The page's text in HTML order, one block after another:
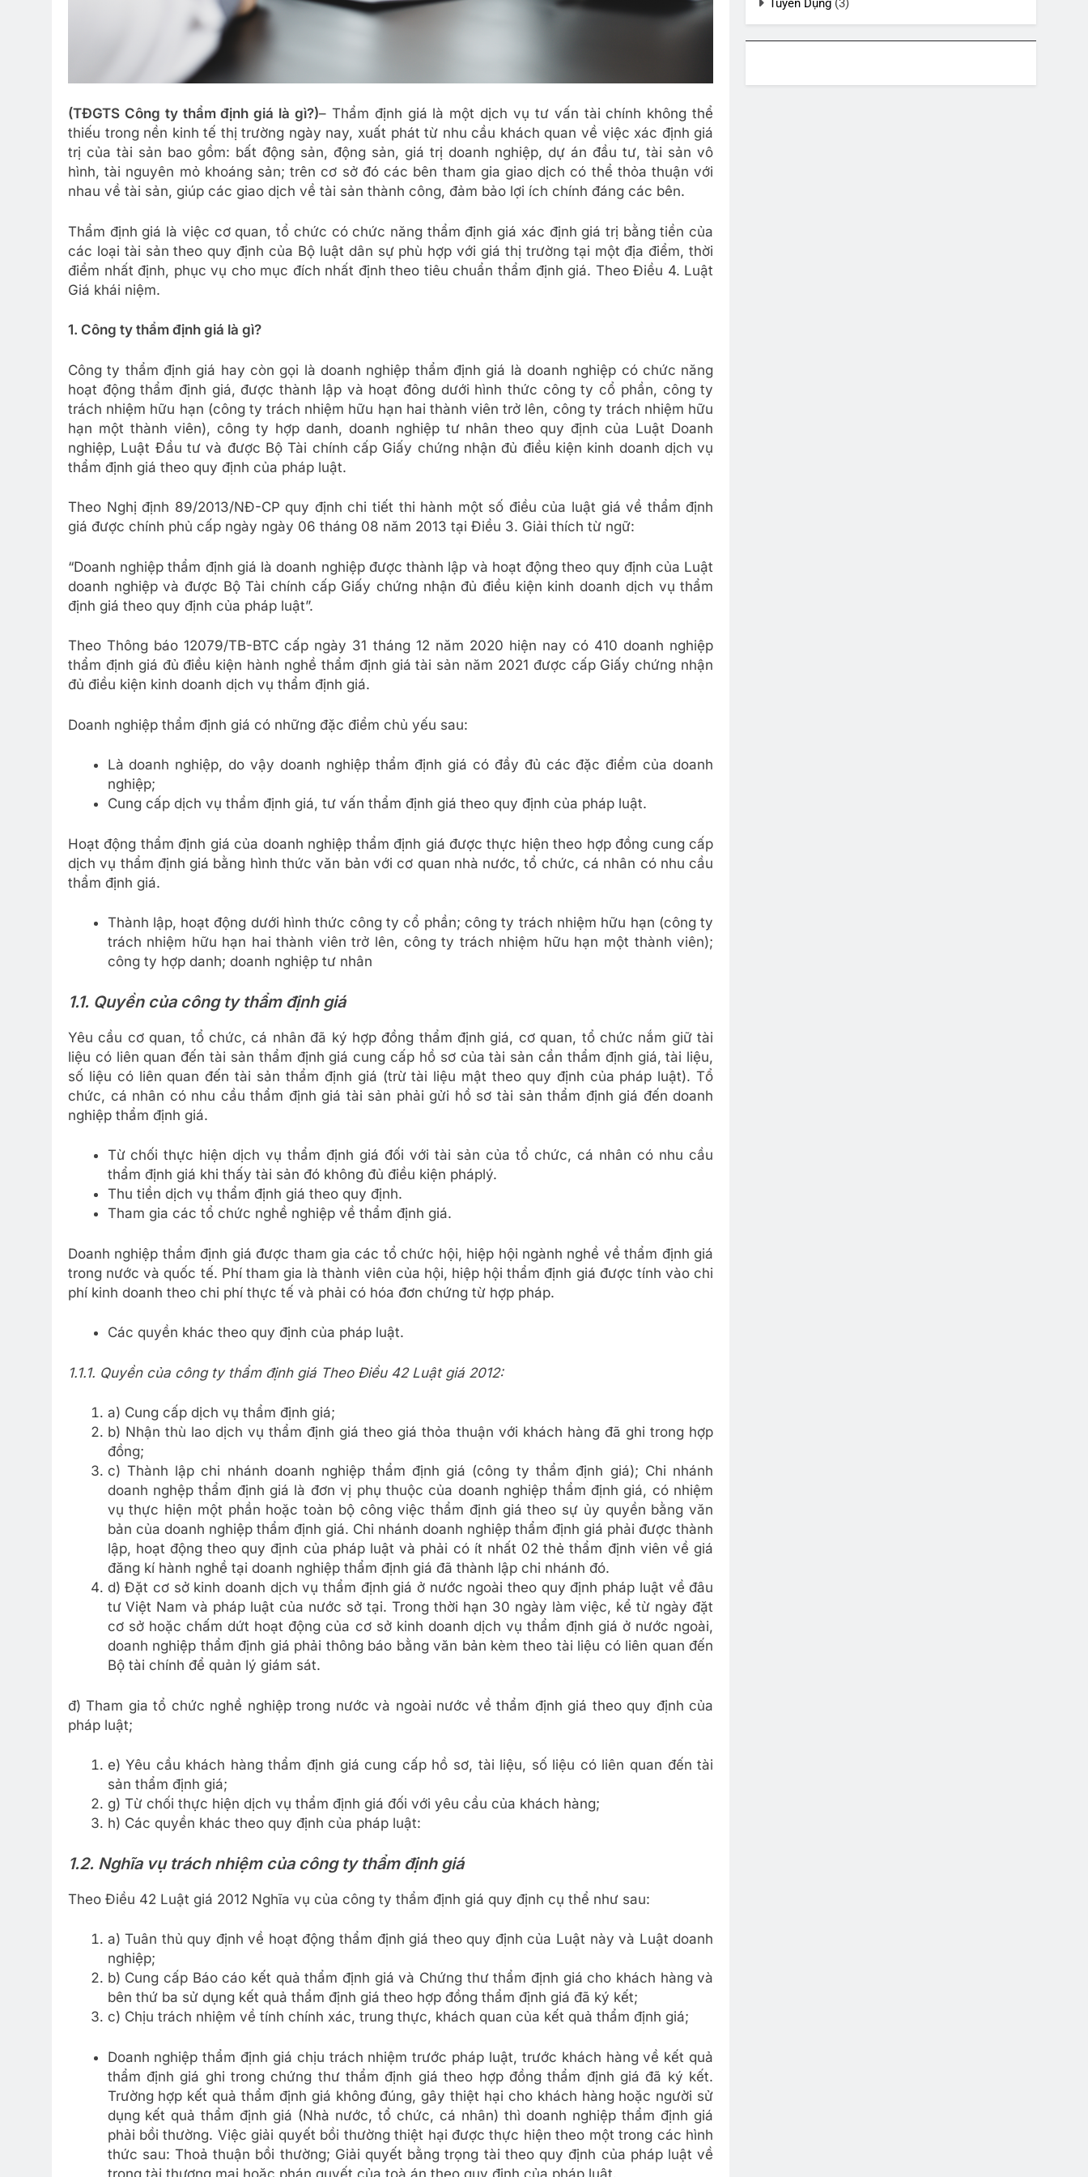
(TĐGTS Công ty thẩm định giá là gì?)– Thẩm định giá là một dịch vụ tư vấn tài chính không thể
thiếu trong nền kinh tế thị trường ngày nay, xuất phát từ nhu cầu khách quan về việc xác định giá
trị của tài sản bao gồm: bất động sản, động sản, giá trị doanh nghiệp, dự án đầu tư, tài sản vô
hình, tài nguyên mỏ khoáng sản; trên cơ sở đó các bên tham gia giao dịch có thể thỏa thuận với
nhau về tài sản, giúp các giao dịch về tài sản thành công, đảm bảo lợi ích chính đáng các bên.
Thẩm định giá là việc cơ quan, tổ chức có chức năng thẩm định giá xác định giá trị bằng tiền của
các loại tài sản theo quy định của Bộ luật dân sự phù hợp với giá thị trường tại một địa điểm, thời
điểm nhất định, phục vụ cho mục đích nhất định theo tiêu chuẩn thẩm định giá. Theo Điều 4. Luật
Giá khái niệm.
1. Công ty thẩm định giá là gì?
Công ty thẩm định giá hay còn gọi là doanh nghiệp thẩm định giá là doanh nghiệp có chức năng
hoạt động thẩm định giá, được thành lập và hoạt đông dưới hình thức công ty cổ phần, công ty
trách nhiệm hữu hạn (công ty trách nhiệm hữu hạn hai thành viên trở lên, công ty trách nhiệm hữu
hạn một thành viên), công ty hợp danh, doanh nghiệp tư nhân theo quy định của Luật Doanh
nghiệp, Luật Đầu tư và được Bộ Tài chính cấp Giấy chứng nhận đủ điều kiện kinh doanh dịch vụ
thẩm định giá theo quy định của pháp luật.
Theo Nghị định 89/2013/NĐ-CP quy định chi tiết thi hành một số điều của luật giá về thẩm định
giá được chính phủ cấp ngày ngày 06 tháng 08 năm 2013 tại Điều 3. Giải thích từ ngữ:
“Doanh nghiệp thẩm định giá là doanh nghiệp được thành lập và hoạt động theo quy định của Luật
doanh nghiệp và được Bộ Tài chính cấp Giấy chứng nhận đủ điều kiện kinh doanh dịch vụ thẩm
định giá theo quy định của pháp luật”.
Theo Thông báo 12079/TB-BTC cấp ngày 31 tháng 12 năm 2020 hiện nay có 410 doanh nghiệp
thẩm định giá đủ điều kiện hành nghề thẩm định giá tài sản năm 2021 được cấp Giấy chứng nhận
đủ điều kiện kinh doanh dịch vụ thẩm định giá.
Doanh nghiệp thẩm định giá có những đặc điểm chủ yếu sau:
Là doanh nghiệp, do vậy doanh nghiệp thẩm định giá có đầy đủ các đặc điểm của doanh
nghiệp;
Cung cấp dịch vụ thẩm định giá, tư vấn thẩm định giá theo quy định của pháp luật.
Hoạt động thẩm định giá của doanh nghiệp thẩm định giá được thực hiện theo hợp đồng cung cấp
dịch vụ thẩm định giá bằng hình thức văn bản với cơ quan nhà nước, tổ chức, cá nhân có nhu cầu
thẩm định giá.
Thành lập, hoạt động dưới hình thức công ty cổ phần; công ty trách nhiệm hữu hạn (công ty
trách nhiệm hữu hạn hai thành viên trở lên, công ty trách nhiệm hữu hạn một thành viên);
công ty hợp danh; doanh nghiệp tư nhân
1.1. Quyền của công ty thẩm định giá
Yêu cầu cơ quan, tổ chức, cá nhân đã ký hợp đồng thẩm định giá, cơ quan, tổ chức nắm giữ tài
liệu có liên quan đến tài sản thẩm định giá cung cấp hồ sơ của tài sản cần thẩm định giá, tài liệu,
số liệu có liên quan đến tài sản thẩm định giá (trừ tài liệu mật theo quy định của pháp luật). Tổ
chức, cá nhân có nhu cầu thẩm định giá tài sản phải gửi hồ sơ tài sản thẩm định giá đến doanh
nghiệp thẩm định giá.
Từ chối thực hiện dịch vụ thẩm định giá đối với tài sản của tổ chức, cá nhân có nhu cầu
thẩm định giá khi thấy tài sản đó không đủ điều kiện pháplý.
Thu tiền dịch vụ thẩm định giá theo quy định.
Tham gia các tổ chức nghề nghiệp về thẩm định giá.
Doanh nghiệp thẩm định giá được tham gia các tổ chức hội, hiệp hội ngành nghề về thẩm định giá
trong nước và quốc tế. Phí tham gia là thành viên của hội, hiệp hội thẩm định giá được tính vào chi
phí kinh doanh theo chi phí thực tế và phải có hóa đơn chứng từ hợp pháp.
Các quyền khác theo quy định của pháp luật.
1.1.1. Quyền của công ty thẩm định giá Theo Điều 42 Luật giá 2012:
a) Cung cấp dịch vụ thẩm định giá;
b) Nhận thù lao dịch vụ thẩm định giá theo giá thỏa thuận với khách hàng đã ghi trong hợp
đồng;
c) Thành lập chi nhánh doanh nghiệp thẩm định giá (công ty thẩm định giá); Chi nhánh
doanh nghệp thẩm định giá là đơn vị phụ thuộc của doanh nghiệp thẩm định giá, có nhiệm
vụ thực hiện một phần hoặc toàn bộ công việc thẩm định giá theo sự ủy quyền bằng văn
bản của doanh nghiệp thẩm định giá. Chi nhánh doanh nghiệp thẩm định giá phải được thành
lập, hoạt động theo quy định của pháp luật và phải có ít nhất 02 thẻ thẩm định viên về giá
đăng kí hành nghề tại doanh nghiệp thẩm định giá đã thành lập chi nhánh đó.
d) Đặt cơ sở kinh doanh dịch vụ thẩm định giá ở nước ngoài theo quy định pháp luật về đâu
tư Việt Nam và pháp luật của nước sở tại. Trong thời hạn 30 ngày làm việc, kể từ ngày đặt
cơ sở hoặc chấm dứt hoạt động của cơ sở kinh doanh dịch vụ thẩm định giá ở nước ngoài,
doanh nghiệp thẩm định giá phải thông báo bằng văn bản kèm theo tài liệu có liên quan đến
Bộ tài chính để quản lý giám sát.
đ) Tham gia tổ chức nghề nghiệp trong nước và ngoài nước về thẩm định giá theo quy định của
pháp luật;
e) Yêu cầu khách hàng thẩm định giá cung cấp hồ sơ, tài liệu, số liệu có liên quan đến tài
sản thẩm định giá;
g) Từ chối thực hiện dịch vụ thẩm định giá đối với yêu cầu của khách hàng;
h) Các quyền khác theo quy định của pháp luật:
1.2. Nghĩa vụ trách nhiệm của công ty thẩm định giá
Theo Điều 42 Luật giá 2012 Nghĩa vụ của công ty thẩm định giá quy định cụ thể như sau:
a) Tuân thủ quy định về hoạt động thẩm định giá theo quy định của Luật này và Luật doanh
nghiệp;
b) Cung cấp Báo cáo kết quả thẩm định giá và Chứng thư thẩm định giá cho khách hàng và
bên thứ ba sử dụng kết quả thẩm định giá theo hợp đồng thẩm định giá đã ký kết;
c) Chịu trách nhiệm về tính chính xác, trung thực, khách quan của kết quả thẩm định giá;
Doanh nghiệp thẩm định giá chịu trách nhiệm trước pháp luật, trước khách hàng về kết quả
thẩm định giá ghi trong chứng thư thẩm định giá theo hợp đồng thẩm định giá đã ký kết.
Trường hợp kết quả thẩm định giá không đúng, gây thiệt hại cho khách hàng hoặc người sử
dụng kết quả thẩm định giá (Nhà nước, tổ chức, cá nhân) thì doanh nghiệp thẩm định giá
phải bồi thường. Việc giải quyết bồi thường thiệt hại được thực hiện theo một trong các hình
thức sau: Thoả thuận bồi thường; Giải quyết bằng trọng tài theo quy định của pháp luật về
trọng tài thương mại hoặc phán quyết của toà án theo quy định của pháp luật.
Tuyển Dụng (3)